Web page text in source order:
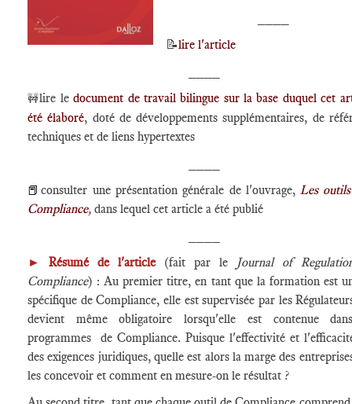
📝lire l'article
🚧lire ledocument de travail bilingue sur la base duquel cet
été élaboré, doté de développements supplémentaires, de
techniques et de liens hypertextes
📕consulter une présentation générale de l'ouvrage,Les
Compliance, dans lequel cet article a été publié
► Résumé de l'article (fait par le
Journal of
Compliance) : Au premier titre, en tant que la formation est
spécifique de Compliance, elle est supervisée par les
devient même obligatoire lorsqu'elle est contenue
programmes de Compliance. Puisque l'effectivité et
des exigences juridiques, quelle est alors la marge des
les concevoir et comment en mesure-on le résultat ?